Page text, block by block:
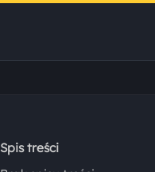
Spis treści